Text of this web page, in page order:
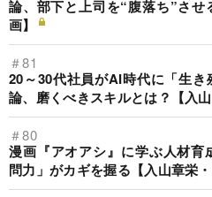
論、部下と上司を“腹落ち”さ
画】
＃81
20～30代社員がAI時代に「生
論、磨くべきスキルとは？【入山
＃80
漫画『アオアシ』に学ぶ人材
問力」がカギを握る【入山章栄・